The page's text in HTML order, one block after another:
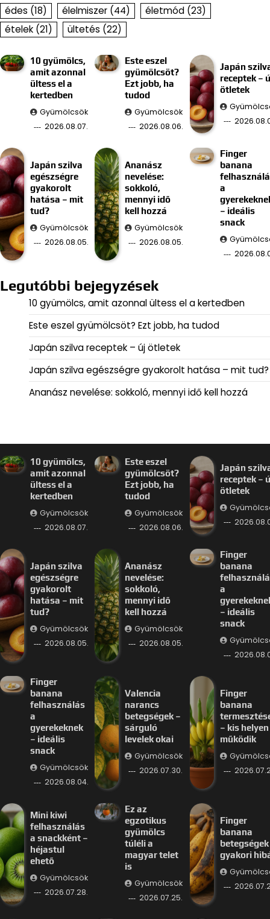
édes (18) élelmiszer (44) életmód (23)
ételek (21) ültetés (22)
10 gyümölcs,
amit azonnal
ültess el a
kertedben
Gyümölcsök
2026.08.07.
Este eszel
gyümölcsöt?
Ezt jobb, ha
tudod
Gyümölcsök
2026.08.06.
Japán
receptek –
ötletek
Japán szilva
egészségre
gyakorolt
hatása – mit
tud?
Gyümölcsök
2026.08.05.
Ananász
nevelése:
sokkoló,
mennyi idő
kell hozzá
Gyümölcsök
2026.08.05.
Finger
banana
a
– ideális
snack
Legutóbbi bejegyzések
10 gyümölcs, amit azonnal ültess el a kertedben
Este eszel gyümölcsöt? Ezt jobb, ha tudod
Japán szilva receptek – új ötletek
Japán szilva egészségre gyakorolt hatása – mit tud?
Ananász nevelése: sokkoló, mennyi idő kell hozzá
10 gyümölcs,
amit azonnal
ültess el a
kertedben
Gyümölcsök
2026.08.07.
Este eszel
gyümölcsöt?
Ezt jobb, ha
tudod
Gyümölcsök
2026.08.06.
Japán
receptek –
ötletek
Japán szilva
egészségre
gyakorolt
hatása – mit
tud?
Gyümölcsök
2026.08.05.
Ananász
nevelése:
sokkoló,
mennyi idő
kell hozzá
Gyümölcsök
2026.08.05.
Finger
banana
a
– ideális
snack
Finger
banana
felhasználás
a
gyerekeknek
– ideális
snack
Gyümölcsök
2026.08.04.
Valencia
narancs
betegségek –
sárguló
levelek okai
Gyümölcsök
2026.07.30.
Finger
banana
– kis
működik
Mini kiwi
felhasználás
a snackként –
héjastul
ehető
Gyümölcsök
2026.07.28.
Ez az
egzotikus
gyümölcs
túléli a
magyar telet
is
Gyümölcsök
2026.07.25.
Finger
banana
betegségek
gyakori